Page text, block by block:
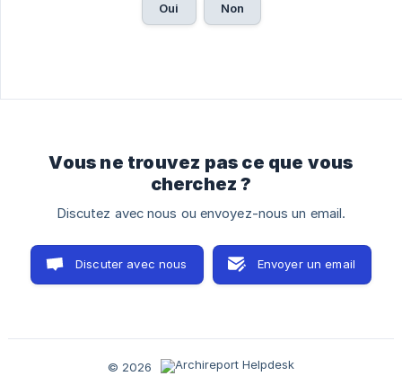
Oui Non
Vous ne trouvez pas ce que vous
cherchez ?
Discutez avec nous ou envoyez-nous un email.
Discuter avec nous Envoyer un email
© 2026